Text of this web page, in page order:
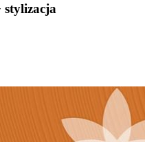
stylizacja